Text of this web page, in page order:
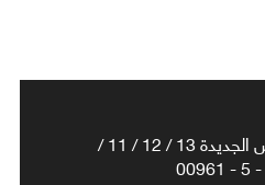
أرقام الهاتف والفاكس الجديدة 13 / 12 / 11 /